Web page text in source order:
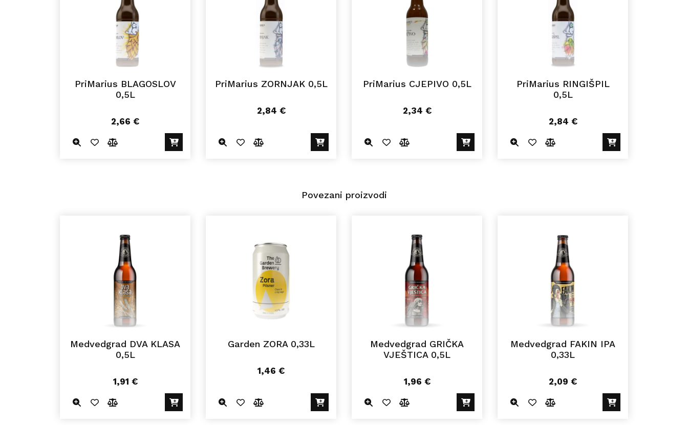
PriMarius BLAGOSLOV
0,5L
2,66 €
PriMarius ZORNJAK 0,5L
2,84 €
PriMarius CJEPIVO 0,5L
2,34 €
PriMarius RINGIŠPIL
0,5L
2,84 €
Povezani proizvodi
Medvedgrad DVA KLASA
0,5L
1,91 €
Garden ZORA 0,33L
1,46 €
Medvedgrad GRIČKA
VJEŠTICA 0,5L
1,96 €
Medvedgrad FAKIN IPA
0,33L
2,09 €